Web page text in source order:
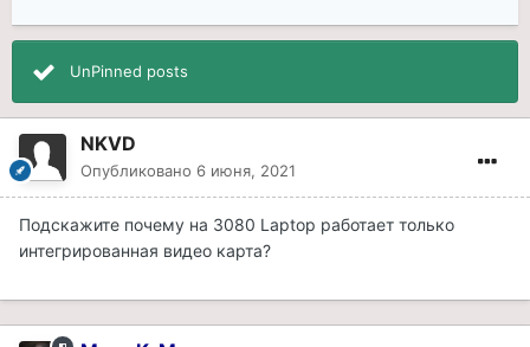
UnPinned posts
NKVD
Опубликовано 6 июня, 2021
Подскажите почему на 3080 Laptop работает только
интегрированная видео карта?